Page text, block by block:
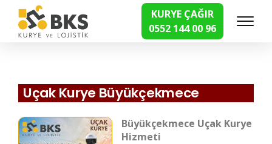
KURYE ÇAĞIR
0552 144 00 96
Hızlı Kurye Hizmetleri
Uçak Kurye Büyükçekmece
Büyükçekmece Uçak Kurye
Hizmeti